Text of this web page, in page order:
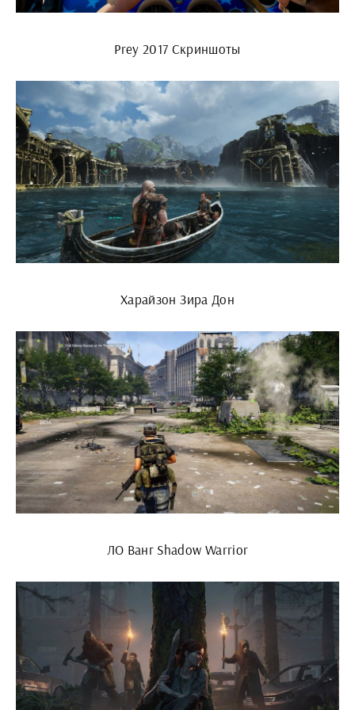
Prey 2017 Скриншоты
Харайзон Зира Дон
ЛО Ванг Shadow Warrior